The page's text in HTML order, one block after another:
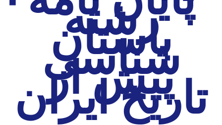
رشته
باستان
شناسی
پیش از
تاریخ ایران